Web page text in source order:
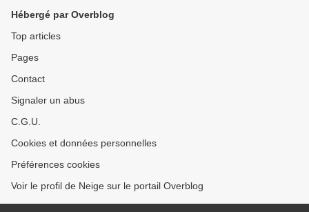
Hébergé par Overblog
Top articles
Pages
Contact
Signaler un abus
C.G.U.
Cookies et données personnelles
Préférences cookies
Voir le profil de Neige sur le portail Overblog